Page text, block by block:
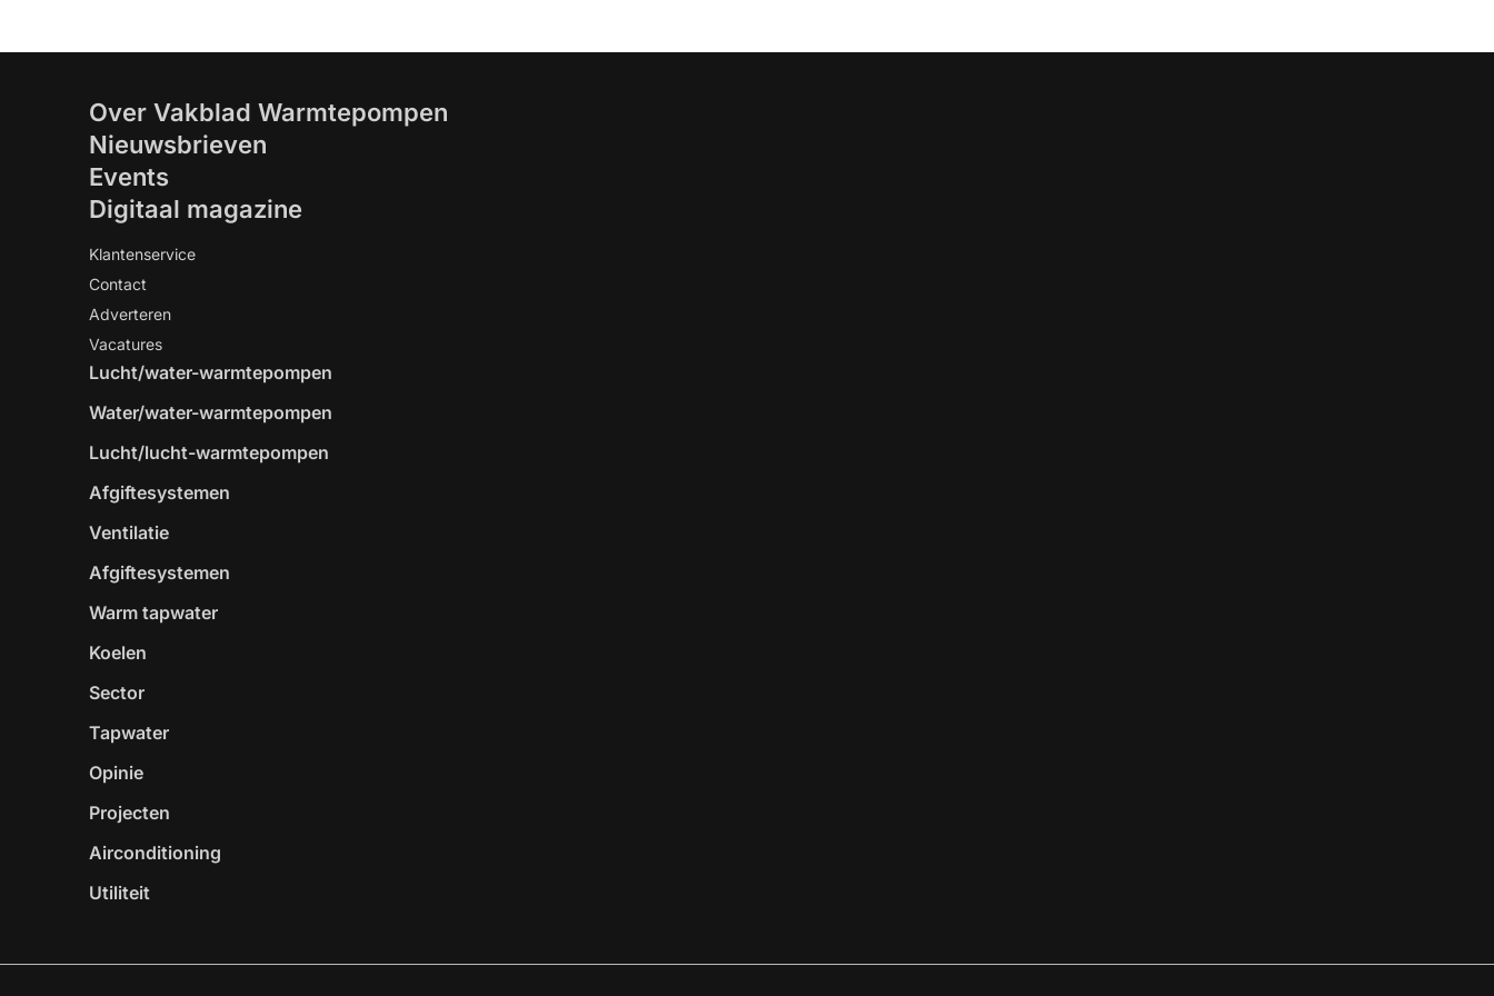
Over Vakblad Warmtepompen
Nieuwsbrieven
Events
Digitaal magazine
Klantenservice
Contact
Adverteren
Vacatures
Lucht/water-warmtepompen
Water/water-warmtepompen
Lucht/lucht-warmtepompen
Afgiftesystemen
Ventilatie
Afgiftesystemen
Warm tapwater
Koelen
Sector
Tapwater
Opinie
Projecten
Airconditioning
Utiliteit